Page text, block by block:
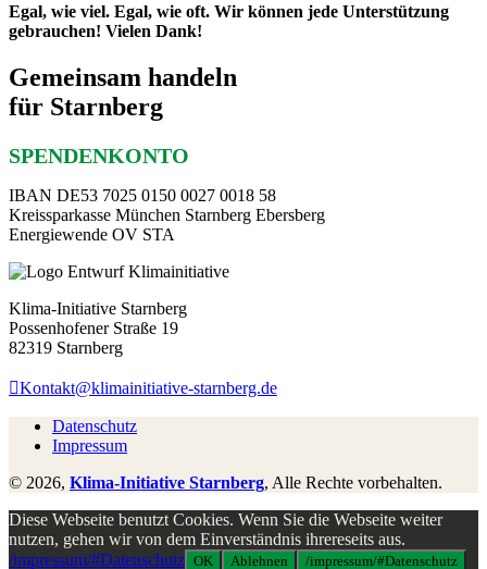
Egal, wie viel. Egal, wie oft. Wir können jede Unterstützung
gebrauchen! Vielen Dank!
Gemeinsam handeln
für Starnberg
SPENDENKONTO
IBAN DE53 7025 0150 0027 0018 58
Kreissparkasse München Starnberg Ebersberg
Energiewende OV STA
Klima-Initiative Starnberg
Possenhofener Straße 19
82319 Starnberg
Kontakt@klimainitiative-starnberg.de
Datenschutz
Impressum
© 2026, Klima-Initiative Starnberg, Alle Rechte vorbehalten.
Diese Webseite benutzt Cookies. Wenn Sie die Webseite weiter
nutzen, gehen wir von dem Einverständnis ihrereseits aus.
/impressum/#Datenschutz OK Ablehnen /impressum/#Datenschutz